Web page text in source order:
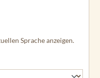
Sprache anzeigen.